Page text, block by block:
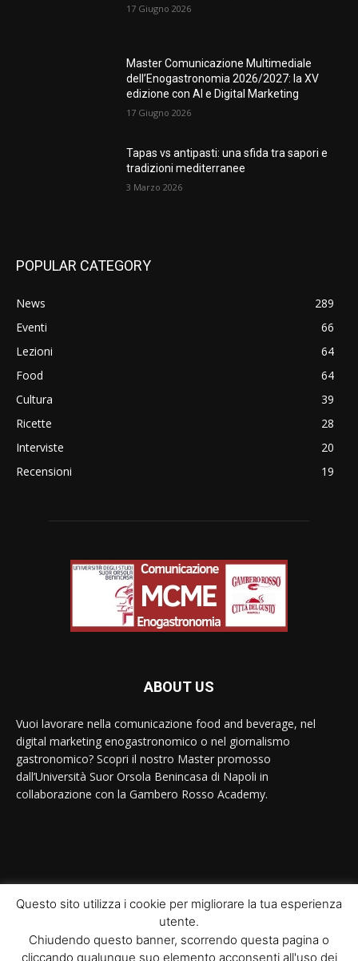
17 Giugno 2026
Master Comunicazione Multimediale
dell’Enogastronomia 2026/2027: la XV
edizione con AI e Digital Marketing
17 Giugno 2026
Tapas vs antipasti: una sfida tra sapori e
tradizioni mediterranee
3 Marzo 2026
POPULAR CATEGORY
News
289
Eventi
66
Lezioni
64
Food
64
Cultura
39
Ricette
28
Interviste
20
Recensioni
19
ABOUT US
Vuoi lavorare nella comunicazione food and beverage, nel
digital marketing enogastronomico o nel giornalismo
gastronomico? Scopri il nostro Master promosso
dall’Università Suor Orsola Benincasa di Napoli in
collaborazione con la Gambero Rosso Academy.
© Newspaper WordPress Theme by TagDiv
Questo sito utilizza i cookie per migliorare la tua esperienza
utente.
Chiudendo questo banner, scorrendo questa pagina o
cliccando qualunque suo elemento acconsenti all'uso dei